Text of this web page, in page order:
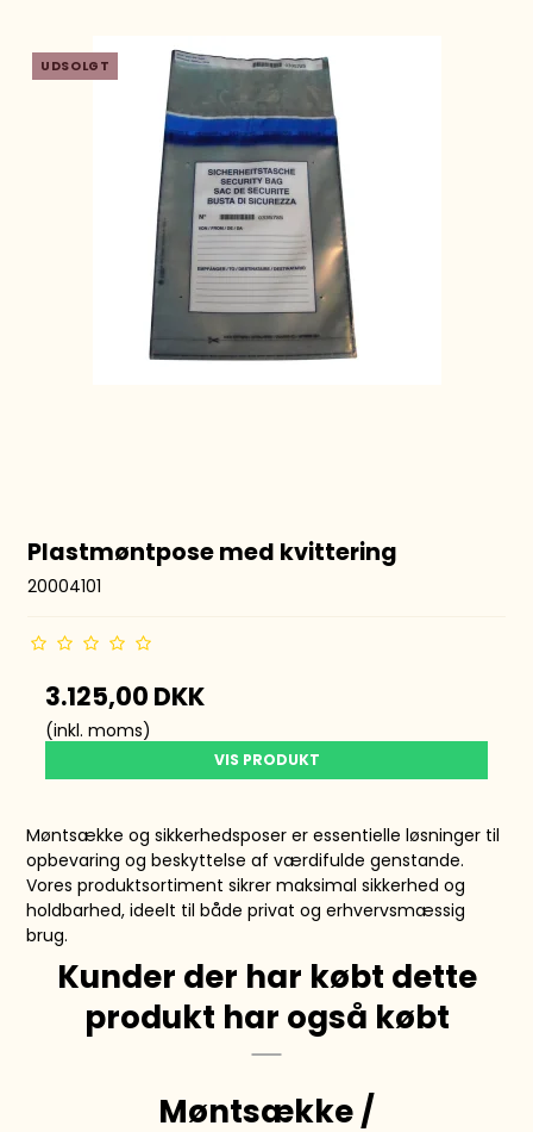
UDSOLGT
Plastmøntpose med kvittering
20004101
3.125,00 DKK
(inkl. moms)
VIS PRODUKT
Møntsække og sikkerhedsposer er essentielle løsninger til
opbevaring og beskyttelse af værdifulde genstande.
Vores produktsortiment sikrer maksimal sikkerhed og
holdbarhed, ideelt til både privat og erhvervsmæssig
brug.
Kunder der har købt dette
produkt har også købt
Møntsække /